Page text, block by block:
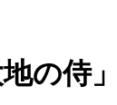
の侍